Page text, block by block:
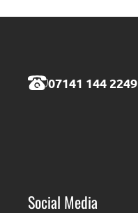
07141 144 2249
Social Media